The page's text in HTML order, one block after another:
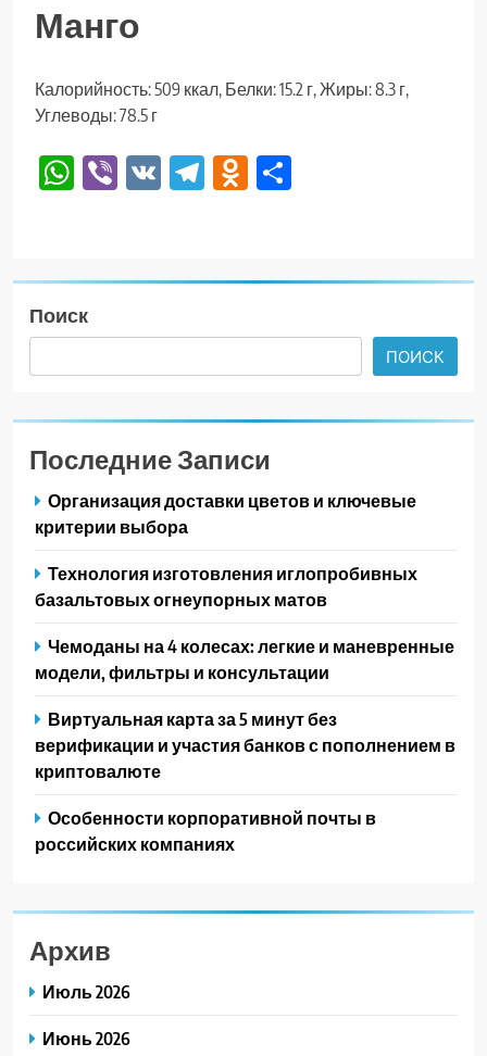
Манго
Калорийность: 509 ккал, Белки: 15.2 г, Жиры: 8.3 г,
Углеводы: 78.5 г
WhatsApp
Viber
VK TelegramOdnoklassniki
Поиск
ПОИСК
Последние Записи
Организация доставки цветов и ключевые
критерии выбора
Технология изготовления иглопробивных
базальтовых огнеупорных матов
Чемоданы на 4 колесах: легкие и маневренные
модели, фильтры и консультации
Виртуальная карта за 5 минут без
верификации и участия банков с пополнением в
криптовалюте
Особенности корпоративной почты в
российских компаниях
Архив
Июль 2026
Июнь 2026